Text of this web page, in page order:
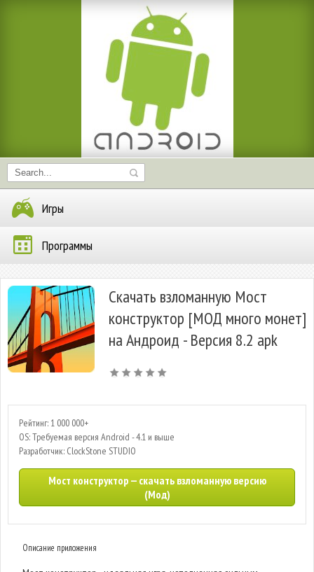
Игры
Программы
Скачать взломанную Мост
конструктор [МОД много монет]
на Андроид - Версия 8.2 apk
Рейтинг: 1 000 000+
OS: Требуемая версия Android - 4.1 и выше
Разработчик: ClockStone STUDIO
Мост конструктор — скачать взломанную версию
(Мод)
Описание приложения